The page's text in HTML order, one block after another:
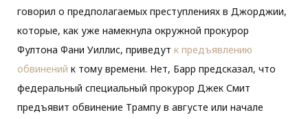
говорил о предполагаемых преступлениях в Джорджии,
которые, как уже намекнула окружной прокурор
Фултона Фани Уиллис, приведут к предъявлению
обвинений к тому времени. Нет, Барр предсказал, что
федеральный специальный прокурор Джек Смит
предъявит обвинение Трампу в августе или начале